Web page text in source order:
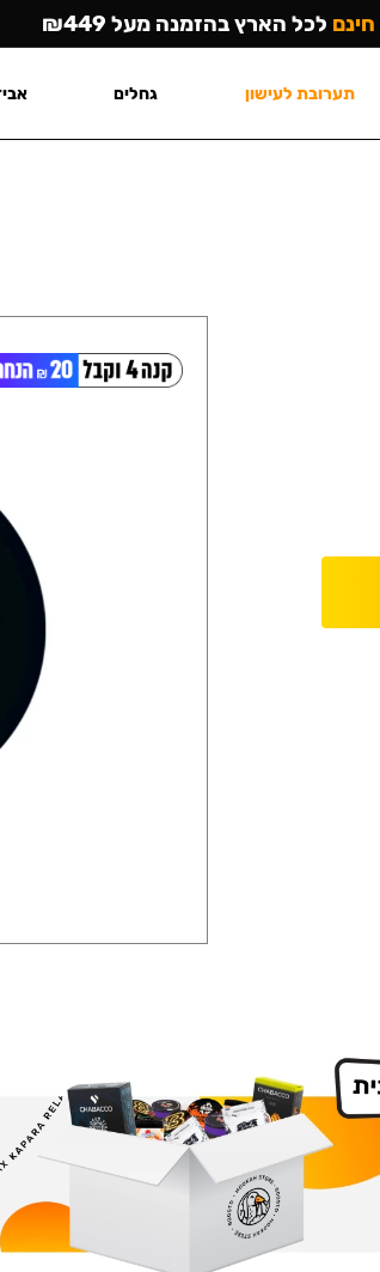
חינם לכל הארץ בהזמנה מעל ₪449
תערובת לעישון גחלים